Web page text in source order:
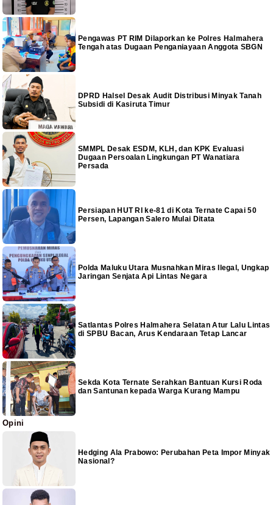
Pengawas PT RIM Dilaporkan ke Polres Halmahera
Tengah atas Dugaan Penganiayaan Anggota SBGN
DPRD Halsel Desak Audit Distribusi Minyak Tanah
Subsidi di Kasiruta Timur
SMMPL Desak ESDM, KLH, dan KPK Evaluasi
Dugaan Persoalan Lingkungan PT Wanatiara
Persada
Persiapan HUT RI ke-81 di Kota Ternate Capai 50
Persen, Lapangan Salero Mulai Ditata
Polda Maluku Utara Musnahkan Miras Ilegal, Ungkap
Jaringan Senjata Api Lintas Negara
Satlantas Polres Halmahera Selatan Atur Lalu Lintas
di SPBU Bacan, Arus Kendaraan Tetap Lancar
Sekda Kota Ternate Serahkan Bantuan Kursi Roda
dan Santunan kepada Warga Kurang Mampu
Opini
Hedging Ala Prabowo: Perubahan Peta Impor Minyak
Nasional?